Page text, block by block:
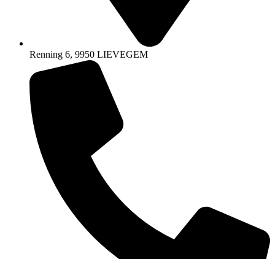
Renning 6, 9950 LIEVEGEM